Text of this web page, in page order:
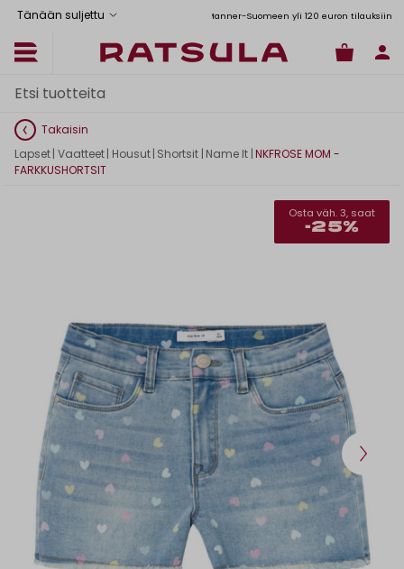
Tänään suljettuToimituskulut alk. 6,90€
Ilmainen toimitus Manner-Suomeen yli 120 euron tilauksiin
Takaisin
Lapset| Vaatteet| Housut | Shortsit | Name It |NKFROSE MOM -
FARKKUSHORTSIT
Osta väh. 3, saat
-25%